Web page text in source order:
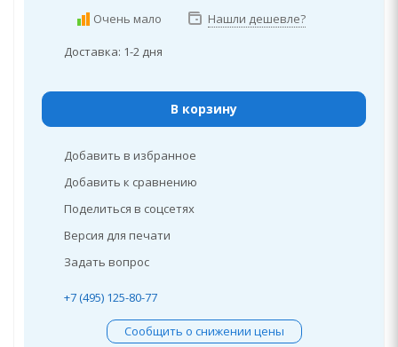
Очень мало Нашли дешевле?
Доставка: 1-2 дня
В корзину
Добавить в избранное
Добавить к сравнению
Поделиться в соцсетях
Версия для печати
Задать вопрос
+7 (495) 125-80-77
Сообщить о снижении цены